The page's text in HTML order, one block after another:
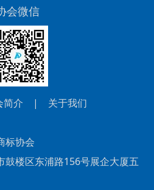
会微信
简介 | 关于我们
协会
区东浦路156号展企大厦五